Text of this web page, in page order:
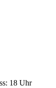
18 Uhr